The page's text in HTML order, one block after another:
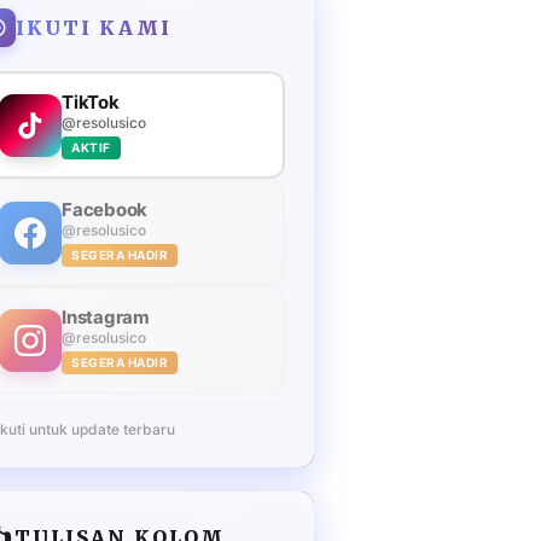
IKUTI KAMI
TikTok
@resolusico
AKTIF
Facebook
@resolusico
SEGERA HADIR
Instagram
@resolusico
SEGERA HADIR
untuk update terbaru